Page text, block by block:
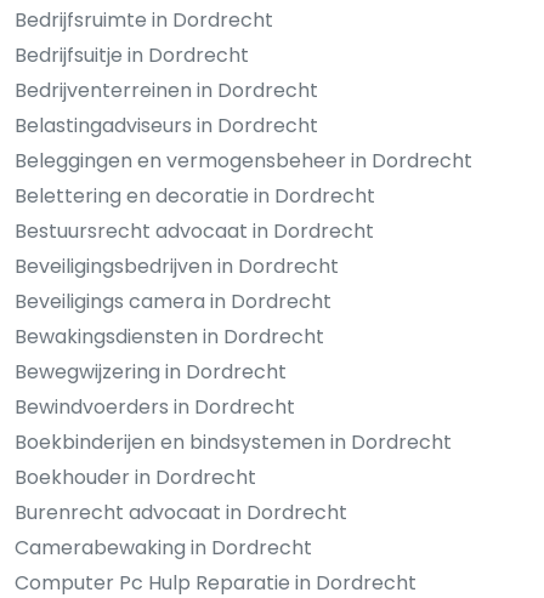
Bedrijfsruimte in Dordrecht
Bedrijfsuitje in Dordrecht
Bedrijventerreinen in Dordrecht
Belastingadviseurs in Dordrecht
Beleggingen en vermogensbeheer in Dordrecht
Belettering en decoratie in Dordrecht
Bestuursrecht advocaat in Dordrecht
Beveiligingsbedrijven in Dordrecht
Beveiligings camera in Dordrecht
Bewakingsdiensten in Dordrecht
Bewegwijzering in Dordrecht
Bewindvoerders in Dordrecht
Boekbinderijen en bindsystemen in Dordrecht
Boekhouder in Dordrecht
Burenrecht advocaat in Dordrecht
Camerabewaking in Dordrecht
Computer Pc Hulp Reparatie in Dordrecht